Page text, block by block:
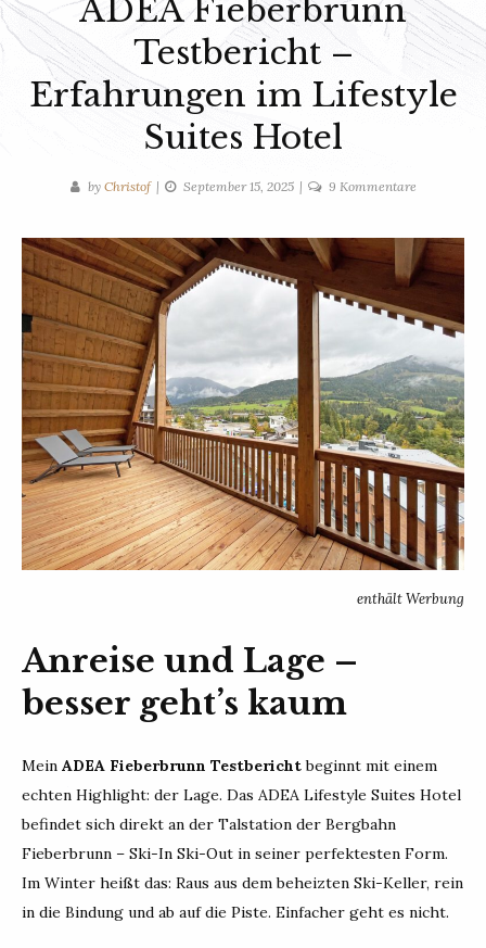
ADEA Fieberbrunn
Testbericht –
Erfahrungen im Lifestyle
Suites Hotel
by Christof September 15, 2025 9 Kommentarezu
Testbericht
im
Lifestyle
Suites
Hotel
enthält Werbung
Anreise und Lage –
besser geht’s kaum
Mein ADEA Fieberbrunn Testberichtbeginnt mit einem
echten Highlight: der Lage. Das ADEA Lifestyle Suites Hotel
befindet sich direkt an der Talstation der Bergbahn
Fieberbrunn – Ski-In Ski-Out in seiner perfektesten Form.
Im Winter heißt das: Raus aus dem beheizten Ski-Keller, rein
in die Bindung und ab auf die Piste. Einfacher geht es nicht.